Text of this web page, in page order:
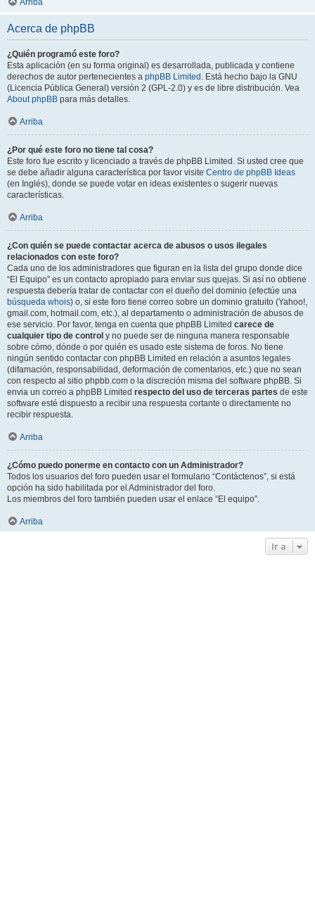
Arriba
Acerca de phpBB
¿Quién programó este foro?
Esta aplicación (en su forma original) es desarrollada, publicada y contiene
derechos de autor pertenecientes a phpBB Limited . Está hecho bajo la GNU
(Licencia Pública General) versión 2 (GPL-2.0) y es de libre distribución. Vea
About phpBB para más detalles.
Arriba
¿Por qué este foro no tiene tal cosa?
Este foro fue escrito y licenciado a través de phpBB Limited. Si usted cree que
se debe añadir alguna característica por favor visite Centro de phpBB Ideas
(en Inglés), donde se puede votar en ideas existentes o sugerir nuevas
características.
Arriba
¿Con quién se puede contactar acerca de abusos o usos ilegales
relacionados con este foro?
Cada uno de los administradores que figuran en la lista del grupo donde dice
“El Equipo” es un contacto apropiado para enviar sus quejas. Si así no obtiene
respuesta debería tratar de contactar con el dueño del dominio (efectúe una
búsqueda whois) o, si este foro tiene correo sobre un dominio gratuito (Yahoo!,
gmail.com, hotmail.com, etc.), al departamento o administración de abusos de
ese servicio. Por favor, tenga en cuenta que phpBB Limited carece de
cualquier tipo de control y no puede ser de ninguna manera responsable
sobre cómo, dónde o por quién es usado este sistema de foros. No tiene
ningún sentido contactar con phpBB Limited en relación a asuntos legales
(difamación, responsabilidad, deformación de comentarios, etc.) que no sean
con respecto al sitio phpbb.com o la discreción misma del software phpBB. Si
envia un correo a phpBB Limited respecto del uso de terceras partes de este
software esté dispuesto a recibir una respuesta cortante o directamente no
recibir respuesta.
Arriba
¿Cómo puedo ponerme en contacto con un Administrador?
Todos los usuarios del foro pueden usar el formulario “Contáctenos”, si está
opción ha sido habilitada por el Administrador del foro.
Los miembros del foro también pueden usar el enlace “El equipo”.
Arriba
Ir a